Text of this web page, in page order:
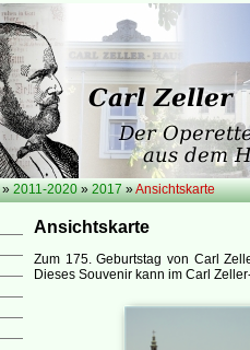
»2011-2020 »2017 »Ansichtskarte
Ansichtskarte
Zum 175. Geburtstag von Carl
Dieses Souvenir kann im Carl